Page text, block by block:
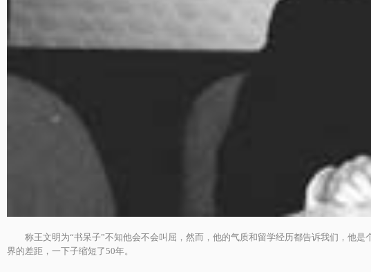
称王文明为“书呆子”不知他会不会叫屈，然而，他的气质和留学经历都告诉我们，他是
界的差距，一下子缩短了50年。